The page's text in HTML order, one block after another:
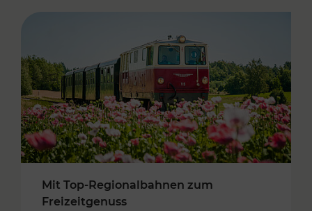
Mit Top-Regionalbahnen zum
Freizeitgenuss